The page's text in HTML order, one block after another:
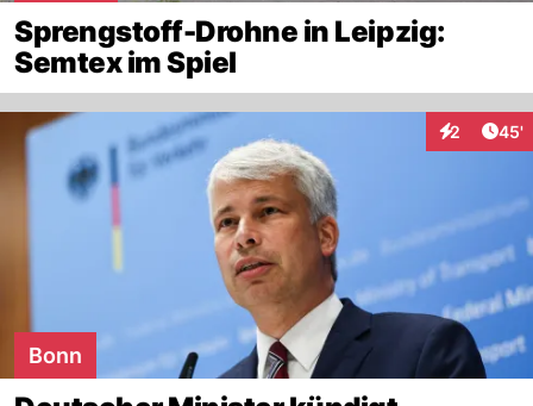
Sprengstoff-Drohne in Leipzig:
Semtex im Spiel
2 45'
Bonn